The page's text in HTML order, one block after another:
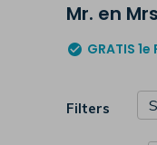
Mr. en
GRATIS1e
Filters